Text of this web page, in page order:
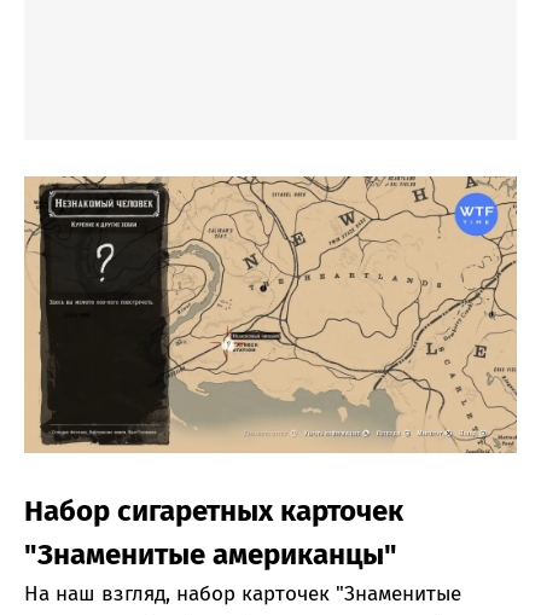
Набор сигаретных карточек
"Знаменитые американцы"
На наш взгляд, набор карточек "Знаменитые